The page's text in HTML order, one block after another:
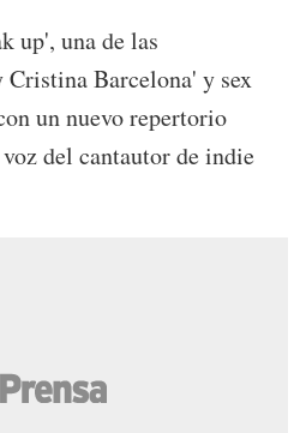
up', una de las
Barcelona' y sex
un nuevo repertorio
del cantautor de indie